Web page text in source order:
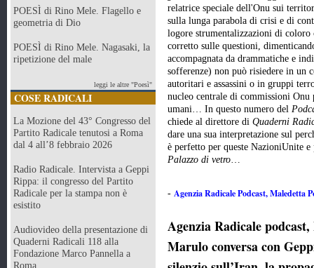
POESÌ di Rino Mele. Flagello e
geometria di Dio
POESÌ di Rino Mele. Nagasaki, la
ripetizione del male
leggi le altre "Poesì"
COSE RADICALI
La Mozione del 43° Congresso del
Partito Radicale tenutosi a Roma
dal 4 all’8 febbraio 2026
Radio Radicale. Intervista a Geppi
Rippa: il congresso del Partito
Radicale per la stampa non è
esistito
Audiovideo della presentazione di
Quaderni Radicali 118 alla
Fondazione Marco Pannella a
Roma
relatrice speciale dell'Onu sui
sulla lunga parabola di crisi e di
logore strumentalizzazioni di
corretto sulle questioni,
accompagnata da drammatiche e
sofferenze) non può risiedere in un
autoritari e assassini o in gruppi
nucleo centrale di commissioni Onu
umani… In questo numero del
chiede al direttore di Quaderni
dare una sua interpretazione sul
è perfetto per queste NazioniUnite
Palazzo di vetro…
- Agenzia Radicale Podcast, Maledetta
Agenzia Radicale
Marulo conversa con